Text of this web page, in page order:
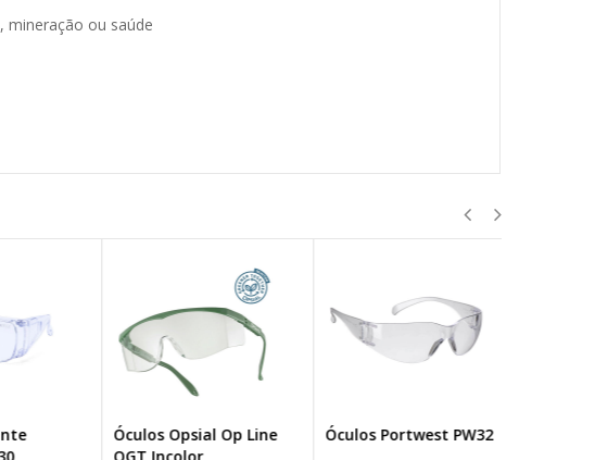
ou saúde
Óculos Opsial Op Line
Óculos Portwest PW32